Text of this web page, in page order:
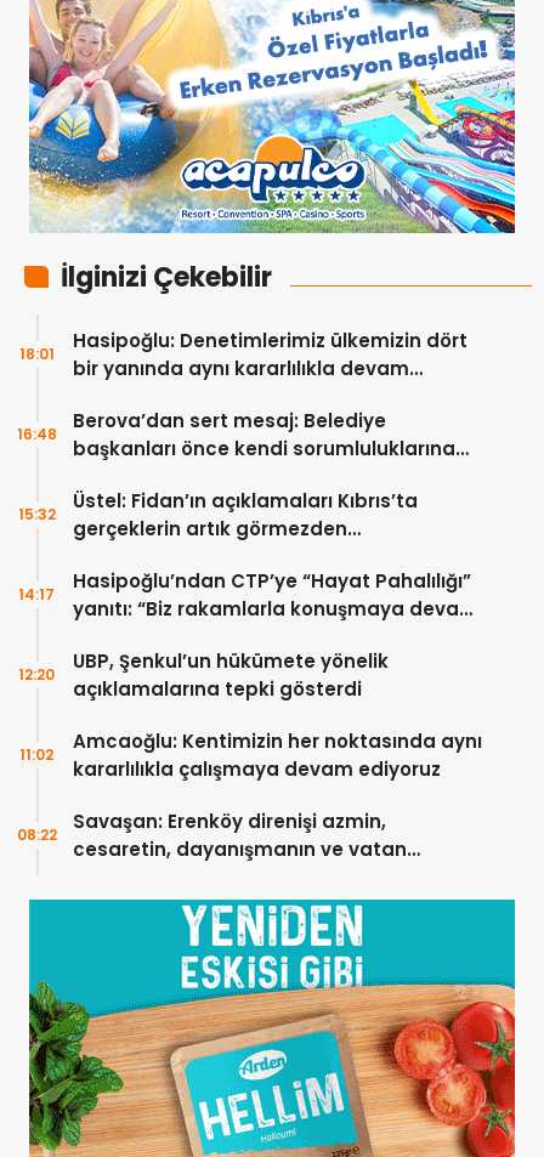
İlginizi Çekebilir
Hasipoğlu: Denetimlerimiz ülkemizin dört
bir yanında aynı kararlılıkla devam
18:01
Berova’dan sert mesaj: Belediye
başkanları önce kendi sorumluluklarına
16:48
Üstel: Fidan’ın açıklamaları Kıbrıs’ta
gerçeklerin artık görmezden
15:32
Hasipoğlu’ndan CTP’ye “Hayat Pahalılığı”
yanıtı: “Biz rakamlarla konuşmaya devam
14:17
UBP, Şenkul’un hükümete yönelik
açıklamalarına tepki gösterdi
12:20
Amcaoğlu: Kentimizin her noktasında aynı
kararlılıkla çalışmaya devam ediyoruz
11:02
Savaşan: Erenköy direnişi azmin,
cesaretin, dayanışmanın ve vatan
08:22